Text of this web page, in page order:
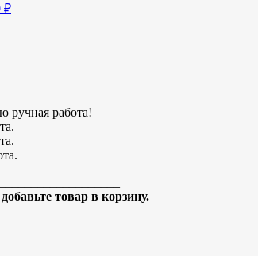
₽
ручная работа!
товар в корзину.